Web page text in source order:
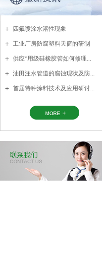
四氟喷涂水溶性现象
工业厂房防腐塑料天窗的研制
供应*用级硅橡胶管如何修理...
油田注水管道的腐蚀现状及防...
首届特种涂料技术及应用研讨...